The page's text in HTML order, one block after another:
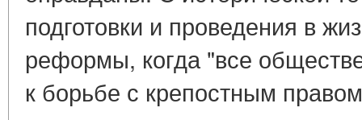
подготовки и проведения в
реформы, когда "все
к борьбе с крепостным